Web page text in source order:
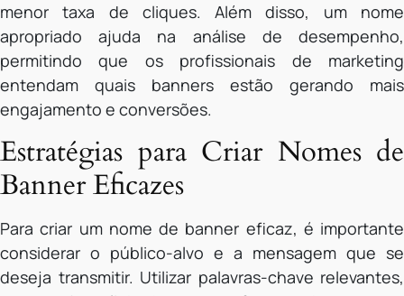
menor taxa de cliques. Além disso, um nome
apropriado ajuda na análise de desempenho,
permitindo que os profissionais de marketing
entendam quais banners estão gerando mais
engajamento e conversões.
Estratégias para Criar Nomes de
Banner Eficazes
Para criar um nome de banner eficaz, é importante
considerar o público-alvo e a mensagem que se
deseja transmitir. Utilizar palavras-chave relevantes,